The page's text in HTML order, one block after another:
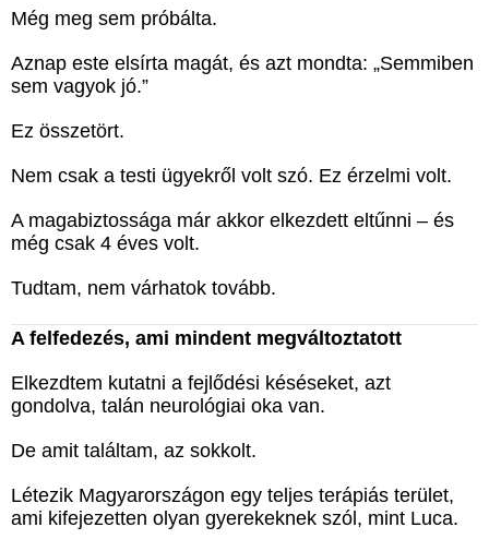
Még meg sem próbálta.
Aznap este elsírta magát, és azt mondta: „Semmiben
sem vagyok jó.”
Ez összetört.
Nem csak a testi ügyekről volt szó. Ez érzelmi volt.
A magabiztossága már akkor elkezdett eltűnni – és
még csak 4 éves volt.
Tudtam, nem várhatok tovább.
A felfedezés, ami mindent megváltoztatott
Elkezdtem kutatni a fejlődési késéseket, azt
gondolva, talán neurológiai oka van.
De amit találtam, az sokkolt.
Létezik Magyarországon egy teljes terápiás terület,
ami kifejezetten olyan gyerekeknek szól, mint Luca.